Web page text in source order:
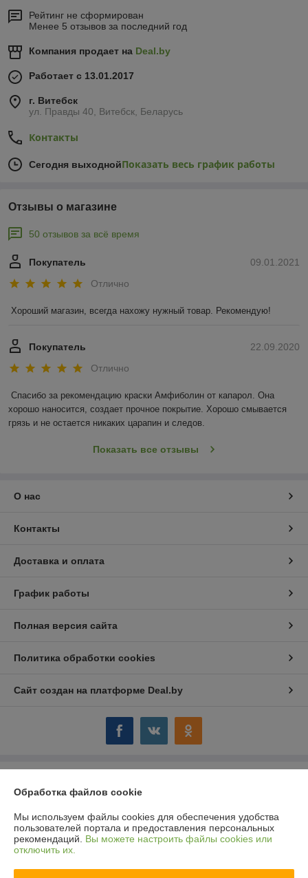
Рейтинг не сформирован
Менее 5 отзывов за последний год
Компания продает на Deal.by
Работает с 13.01.2017
г. Витебск
ул. Правды 40, Витебск, Беларусь
Контакты
Сегодня выходнойПоказать весь график работы
Отзывы о магазине
50 отзывов за всё время
09.01.2021
Покупатель
Отлично
Хороший магазин, всегда нахожу нужный товар. Рекомендую!
22.09.2020
Покупатель
Отлично
Спасибо за рекомендацию краски Амфиболин от капарол. Она
хорошо наносится, создает прочное покрытие. Хорошо смывается
грязь и не остается никаких царапин и следов.
Показать все отзывы
О нас
Контакты
Доставка и оплата
График работы
Полная версия сайта
Политика обработки cookies
Сайт создан на платформе Deal.by
_
Регистрационный номер ЕГР: 391808040
Обработка файлов cookie
Мы используем файлы cookies для обеспечения удобства
пользователей портала и предоставления персональных
рекомендаций. Вы можете настроить файлы cookies или
отключить их.